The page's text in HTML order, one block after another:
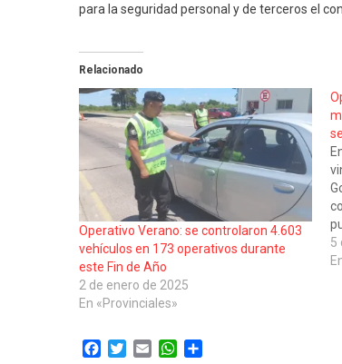
para la seguridad personal y de terceros el
Relacionado
Operativo Verano: se controlaron 4.603
vehículos en 173 operativos durante
este Fin de Año
2 de enero de 2025
En «Provinciales»
5
Facebook
TwitterEmail WhatsApp